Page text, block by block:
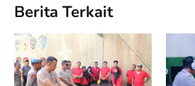
Berita Terkait